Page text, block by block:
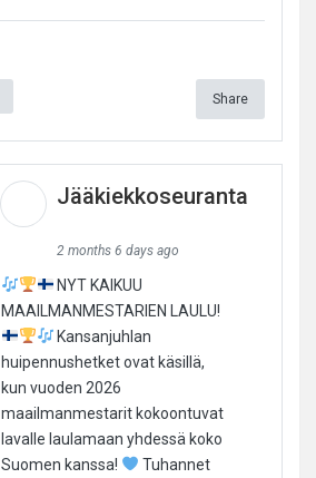
Share
Jääkiekkoseuranta
2 months 6 days ago
NYT KAIKUU
MAAILMANMESTARIEN LAULU!
Kansanjuhlan
huipennushetket ovat käsillä,
kun vuoden 2026
maailmanmestarit kokoontuvat
lavalle laulamaan yhdessä koko
Suomen kanssa!
Tuhannet